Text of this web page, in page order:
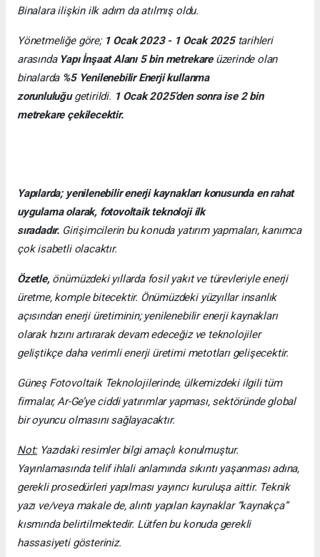
Binalara ilişkin ilk adım da atılmış oldu.
Yönetmeliğe göre; 1 Ocak 2023 - 1 Ocak 2025 tarihleri
arasında Yapı İnşaat Alanı 5 bin metrekare üzerinde olan
binalarda%5 Yenilenebilir Enerji kullanma
zorunluluğugetirildi. 1 Ocak 2025’den sonra ise 2 bin
metrekare çekilecektir.
Yapılarda; yenilenebilir enerji kaynakları konusunda en rahat
uygulama olarak, fotovoltaik teknoloji ilk
sıradadır. Girişimcilerin bu konuda yatırım yapmaları, kanımca
çok isabetli olacaktır.
Özetle,önümüzdeki yıllarda fosil yakıt ve türevleriyle enerji
üretme, komple bitecektir. Önümüzdeki yüzyıllar insanlık
açısından enerji üretiminin; yenilenebilir enerji kaynakları
olarak hızını artırarak devam edeceğiz ve teknolojiler
geliştikçe daha verimli enerji üretimi metotları gelişecektir.
Güneş Fotovoltaik Teknolojilerinde, ülkemizdeki ilgili tüm
firmalar, Ar-Ge’ye ciddi yatırımlar yapması, sektöründe global
bir oyuncu olmasını sağlayacaktır.
Not:Yazıdaki resimler bilgi amaçlı konulmuştur.
Yayınlamasında telif ihlali anlamında sıkıntı yaşanması adına,
gerekli prosedürleri yapılması yayıncı kuruluşa aittir. Teknik
yazı ve/veya makale de, alıntı yapılan kaynaklar “kaynakça”
kısmında belirtilmektedir. Lütfen bu konuda gerekli
hassasiyeti gösteriniz.